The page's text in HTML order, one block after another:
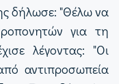
δήλωσε: "Θέλω να
για τη
λέγοντας: "Οι
αντιπροσωπεία